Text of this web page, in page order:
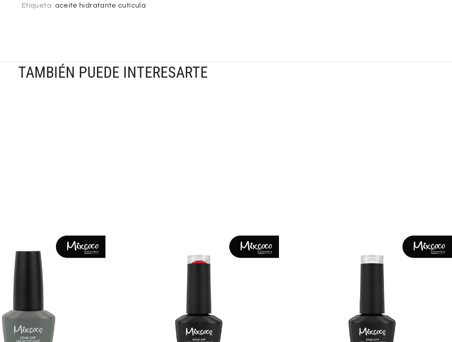
Etiqueta: aceite hidratante cutícula
TAMBIÉN PUEDE INTERESARTE